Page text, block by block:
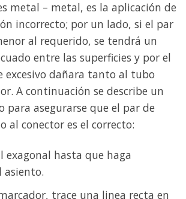
metal – metal, es la aplicación de
incorrecto; por un lado, si el par
al requerido, se tendrá un
entre las superficies y por el
dañara tanto al tubo
A continuación se describe un
para asegurarse que el par de
al conector es el correcto:
exagonal hasta que haga
asiento.
trace una linea recta en